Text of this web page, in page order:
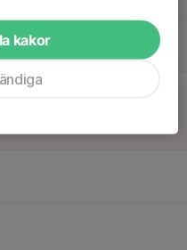
kakor